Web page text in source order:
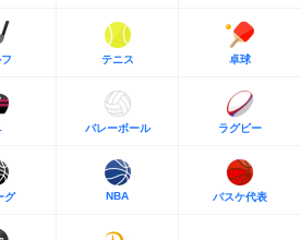
テニス 卓球
バレーボール ラグビー
グ NBA バスケ代表